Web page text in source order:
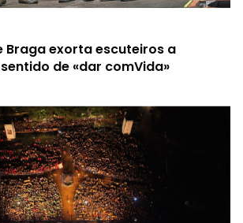
Braga exorta escuteiros a
de «dar comVida»